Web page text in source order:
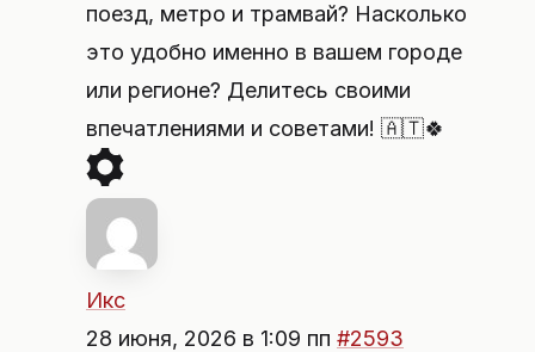
поезд, метро и трамвай? Насколько
это удобно именно в вашем городе
или регионе? Делитесь своими
впечатлениями и советами! 🇦🇹🍀
Икс
28 июня, 2026 в 1:09 пп #2593